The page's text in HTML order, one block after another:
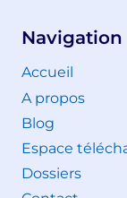
Navigation
Accueil
A propos
Blog
Espace
Dossiers